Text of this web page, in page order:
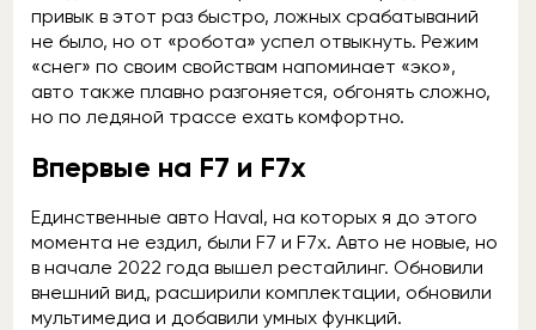
привык в этот раз быстро, ложных срабатываний
не было, но от «робота» успел отвыкнуть. Режим
«снег» по своим свойствам напоминает «эко»,
авто также плавно разгоняется, обгонять сложно,
но по ледяной трассе ехать комфортно.
Впервые на F7 и F7x
Единственные авто Haval, на которых я до этого
момента не ездил, были F7 и F7x. Авто не новые, но
в начале 2022 года вышел рестайлинг. Обновили
внешний вид, расширили комплектации, обновили
мультимедиа и добавили умных функций.